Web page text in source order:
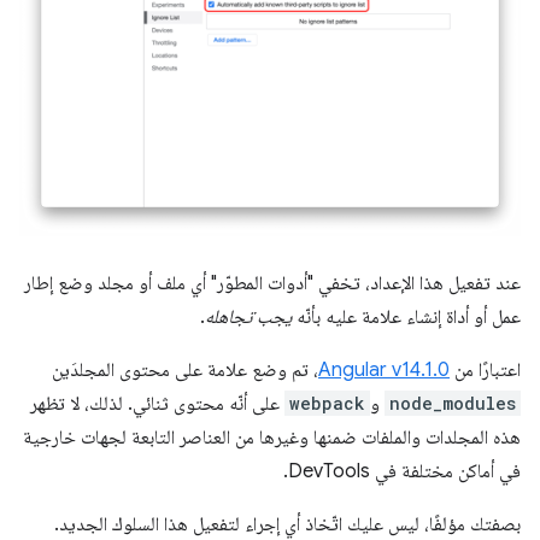
عند تفعيل هذا الإعداد، تخفي "أدوات المطوّر" أي ملف أو مجلد وضع إطار
عمل أو أداة إنشاء علامة عليه بأنّهيجب تجاهله.
اعتبارًا من Angular v14.1.0، تم وضع علامة على محتوى المجلدَين
node_modules و webpack على أنّه محتوى ثنائي. لذلك، لا تظهر
هذه المجلدات والملفات ضمنها وغيرها من العناصر التابعة لجهات خارجية
في أماكن مختلفة في DevTools.
بصفتك مؤلفًا، ليس عليك اتّخاذ أي إجراء لتفعيل هذا السلوك الجديد.